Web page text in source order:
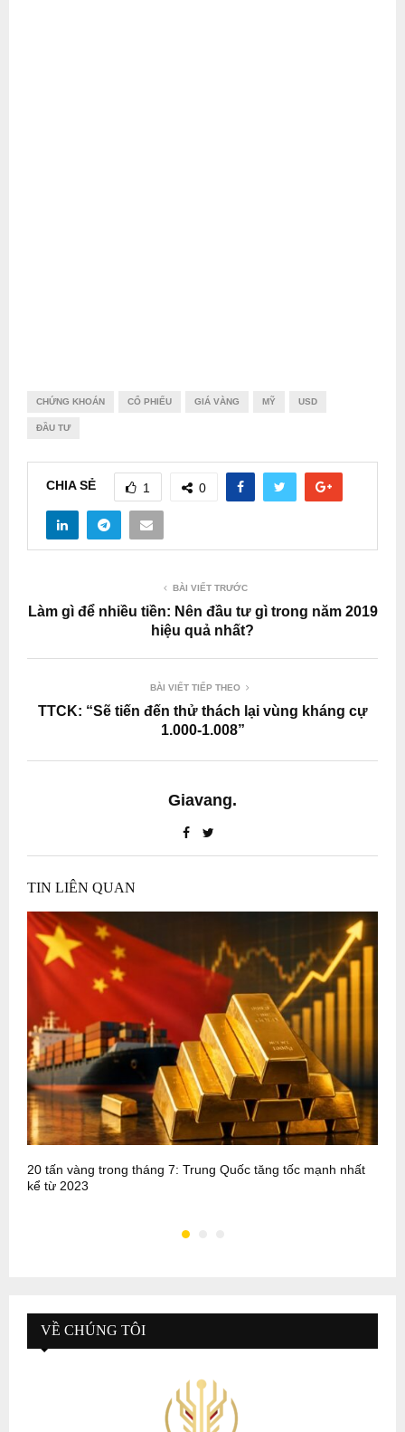
CHỨNG KHOÁN CỔ PHIẾU GIÁ VÀNG MỸ USD
ĐẦU TƯ
CHIA SẺ 1 0
BÀI VIẾT TRƯỚC
Làm gì để nhiều tiền: Nên đầu tư gì trong năm 2019
hiệu quả nhất?
BÀI VIẾT TIẾP THEO
TTCK: “Sẽ tiến đến thử thách lại vùng kháng cự
1.000-1.008”
Giavang.
TIN LIÊN QUAN
20 tấn vàng trong tháng 7: Trung Quốc tăng tốc mạnh nhất
kể từ 2023
VỀ CHÚNG TÔI